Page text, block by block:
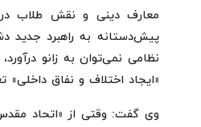
معارف دینی و نقش طلاب در
پیش‌دستانه به راهبرد جدید
نظامی نمی‌توان به زانو
«ایجاد اختلاف و نفاق داخلی»
وی گفت: وقتی از «اتحاد